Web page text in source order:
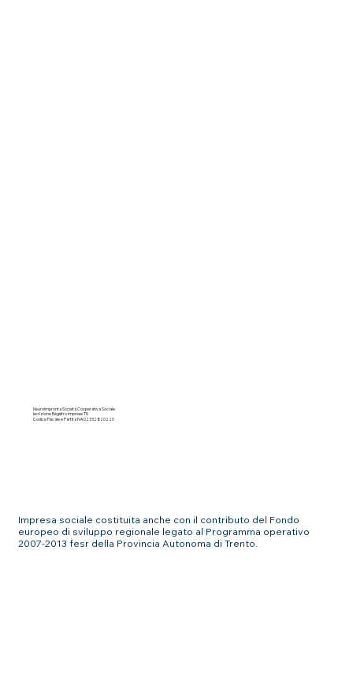
NeuroImpronta Società Cooperativa Sociale
Iscrizione Registro Imprese TN
Codice Fiscale e Partita IVA 02332820220
Impresa sociale costituita anche con il contributo del Fondo
europeo di sviluppo regionale legato al Programma operativo
2007-2013 fesr della Provincia Autonoma di Trento.